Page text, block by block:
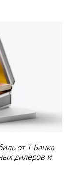
от Т-Банка.
дилеров и